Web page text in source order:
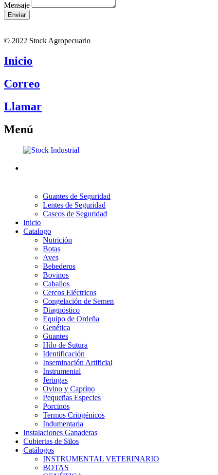
Mensaje
Enviar
© 2022 Stock Agropecuario
Inicio
Correo
Llamar
Menú
Guantes de Seguridad
Lentes de Seguridad
Cascos de Seguridad
Inicio
Catalogo
Nutrición
Botas
Aves
Bebederos
Bovinos
Caballos
Cercos Eléctricos
Congelación de Semen
Diagnóstico
Equipo de Ordeña
Genética
Guantes
Hilo de Sutura
Identificación
Inseminación Artificial
Instrumental
Jeringas
Ovino y Caprino
Pequeñas Especies
Porcinos
Termos Criogénicos
Indumentaria
Instalaciones Ganaderas
Cubiertas de Silos
Catálogos
INSTRUMENTAL VETERINARIO
BOTAS